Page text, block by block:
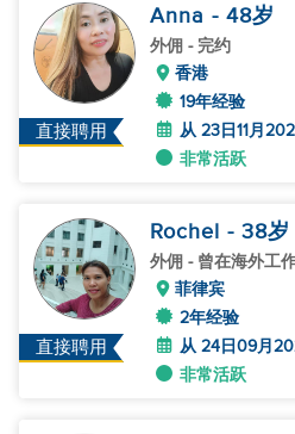
直接聘用
Anna - 48岁
外佣 - 完约
香港
19年经验
从 23日11月
非常活跃
直接聘用
Rochel - 38岁
外佣 - 曾在海外工
菲律宾
2年经验
从 24日09月
非常活跃